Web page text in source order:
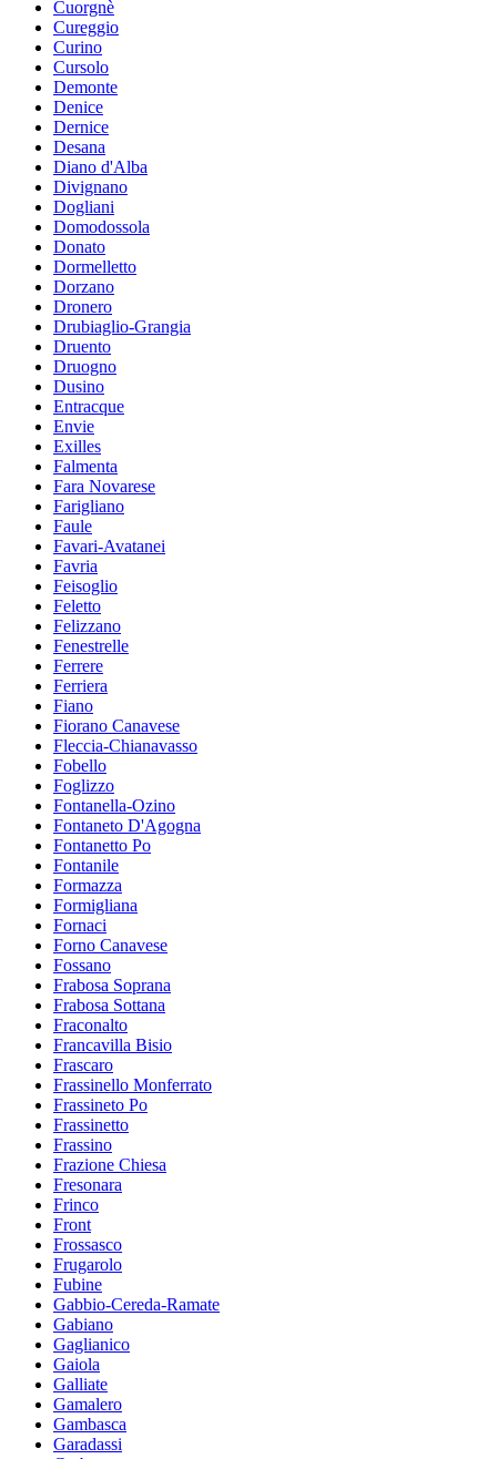
Cuorgnè
Cureggio
Curino
Cursolo
Demonte
Denice
Dernice
Desana
Diano d'Alba
Divignano
Dogliani
Domodossola
Donato
Dormelletto
Dorzano
Dronero
Drubiaglio-Grangia
Druento
Druogno
Dusino
Entracque
Envie
Exilles
Falmenta
Fara Novarese
Farigliano
Faule
Favari-Avatanei
Favria
Feisoglio
Feletto
Felizzano
Fenestrelle
Ferrere
Ferriera
Fiano
Fiorano Canavese
Fleccia-Chianavasso
Fobello
Foglizzo
Fontanella-Ozino
Fontaneto D'Agogna
Fontanetto Po
Fontanile
Formazza
Formigliana
Fornaci
Forno Canavese
Fossano
Frabosa Soprana
Frabosa Sottana
Fraconalto
Francavilla Bisio
Frascaro
Frassinello Monferrato
Frassineto Po
Frassinetto
Frassino
Frazione Chiesa
Fresonara
Frinco
Front
Frossasco
Frugarolo
Fubine
Gabbio-Cereda-Ramate
Gabiano
Gaglianico
Gaiola
Galliate
Gamalero
Gambasca
Garadassi